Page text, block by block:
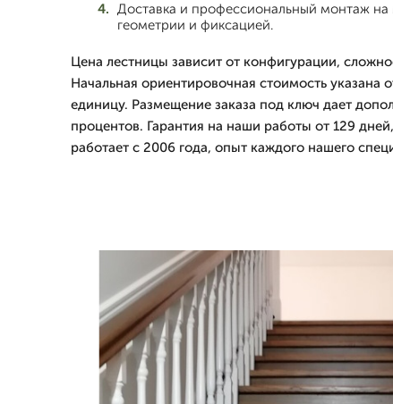
Доставка и профессиональный монтаж на
геометрии и фиксацией.
Цена лестницы зависит от конфигурации,
Начальная ориентировочная стоимость указана
единицу. Размещение заказа под ключ дает
процентов. Гарантия на наши работы от 129
работает с 2006 года, опыт каждого нашего